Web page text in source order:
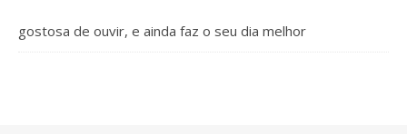
gostosa de ouvir, e ainda faz o seu dia melhor